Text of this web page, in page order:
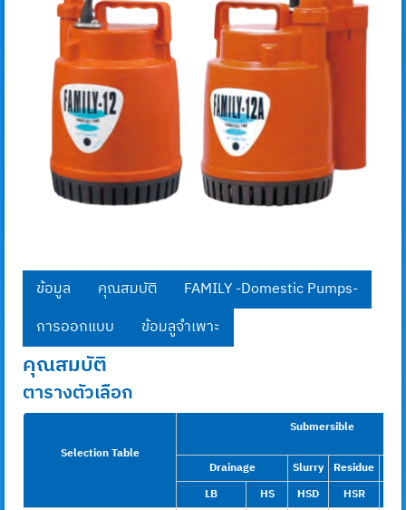
ข้อมูล คุณสมบัติ
FAMILY -Domestic Pumps-
การออกแบบ
ข้อมลูจำเพาะ​
คุณสมบัติ
ตารางตัวเลือก
Selection Table
Submersible
Drainage Slurry Residue
LB
HS HSD HSR